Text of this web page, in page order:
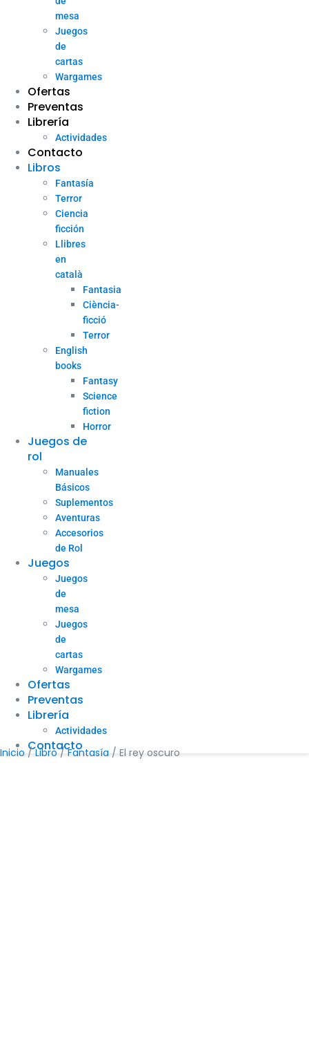
mesa
Juegos
de
cartas
Wargames
Ofertas
Preventas
Librería
Actividades
Contacto
Libros
Fantasía
Terror
Ciencia
ficción
Llibres
en
català
Fantasia
Ciència-
ficció
Terror
English
books
Fantasy
Science
fiction
Horror
Juegos de
rol
Manuales
Básicos
Suplementos
Aventuras
Accesorios
de Rol
Juegos
Juegos
de
mesa
Juegos
de
cartas
Wargames
Ofertas
Preventas
Librería
Actividades
Contacto
Inicio /Libro/Fantasía / El rey oscuro